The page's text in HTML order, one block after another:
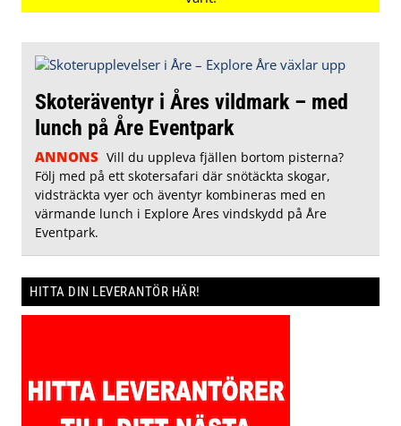
Skoteräventyr i Åres vildmark – med
lunch på Åre Eventpark
ANNONS Vill du uppleva fjällen bortom pisterna?
Följ med på ett skotersafari där snötäckta skogar,
vidsträckta vyer och äventyr kombineras med en
värmande lunch i Explore Åres vindskydd på Åre
Eventpark.
HITTA DIN LEVERANTÖR HÄR!